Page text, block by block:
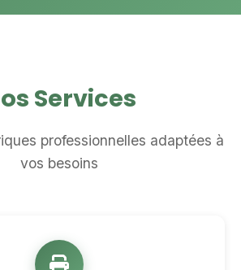
Services
professionnelles adaptées à
vos besoins